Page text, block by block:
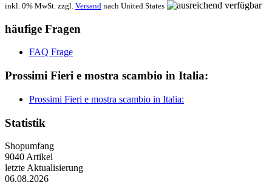
inkl. 0% MwSt. zzgl. Versand nach United States
häufige Fragen
FAQ Frage
Prossimi Fieri e mostra scambio in Italia:
Prossimi Fieri e mostra scambio in Italia:
Statistik
Shopumfang
9040 Artikel
letzte Aktualisierung
06.08.2026